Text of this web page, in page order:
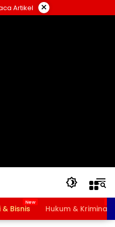
Artikel ×
& Bisnis Hukum & Kriminal
PKH dan BPNT